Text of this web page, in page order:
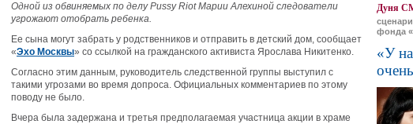
Одной из обвиняемых по делу Pussy Riot Марии Алехиной следователи
угрожают отобрать ребенка.
Ее сына могут забрать у родственников и отправить в детский дом, сообщает
«Эхо Москвы» со ссылкой на гражданского активиста Ярослава Никитенко.
Согласно этим данным, руководитель следственной группы выступил с
такими угрозами во время допроса. Официальных комментариев по этому
поводу не было.
Вчера была задержана и третья предполагаемая участница акции в храме
Дуня
фонда
«У